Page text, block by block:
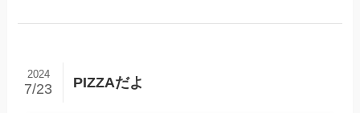
PIZZAだよ
2024
7/23